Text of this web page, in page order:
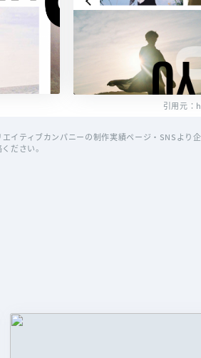
引用元
イティブカンパニーの制作実績ページ・SNSより
ださい。